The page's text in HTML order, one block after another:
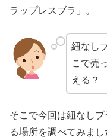
ラップレスブラ」。
紐なし
こで売
える？
そこで今回は紐なし
る場所を調べてみまし